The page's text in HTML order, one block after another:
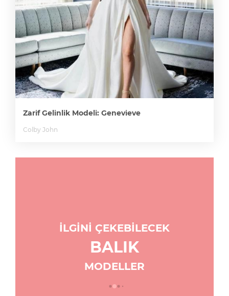
Zarif Gelinlik Modeli: Genevieve
Colby John
İLGİNİ ÇEKEBİLECEK
BALIK
MODELLER